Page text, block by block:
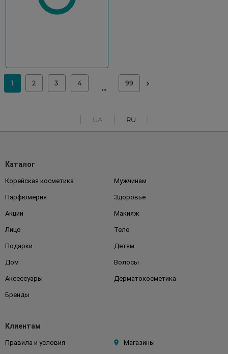
UA RU
Каталог
Корейская косметика Мужчинам
Парфюмерия Здоровье
Акции Макияж
Лицо Тело
Подарки Детям
Дом Волосы
Аксессуары Дерматокосметика
Бренды
Клиентам
Правила и условия Магазины